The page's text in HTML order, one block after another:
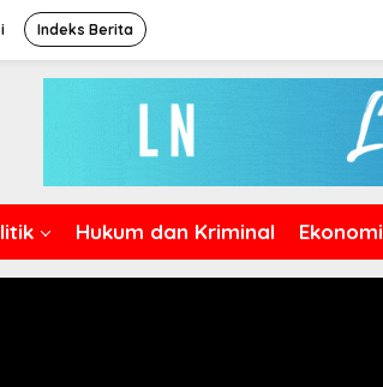
Indeks Berita
Hukum dan Kriminal Ekonomi